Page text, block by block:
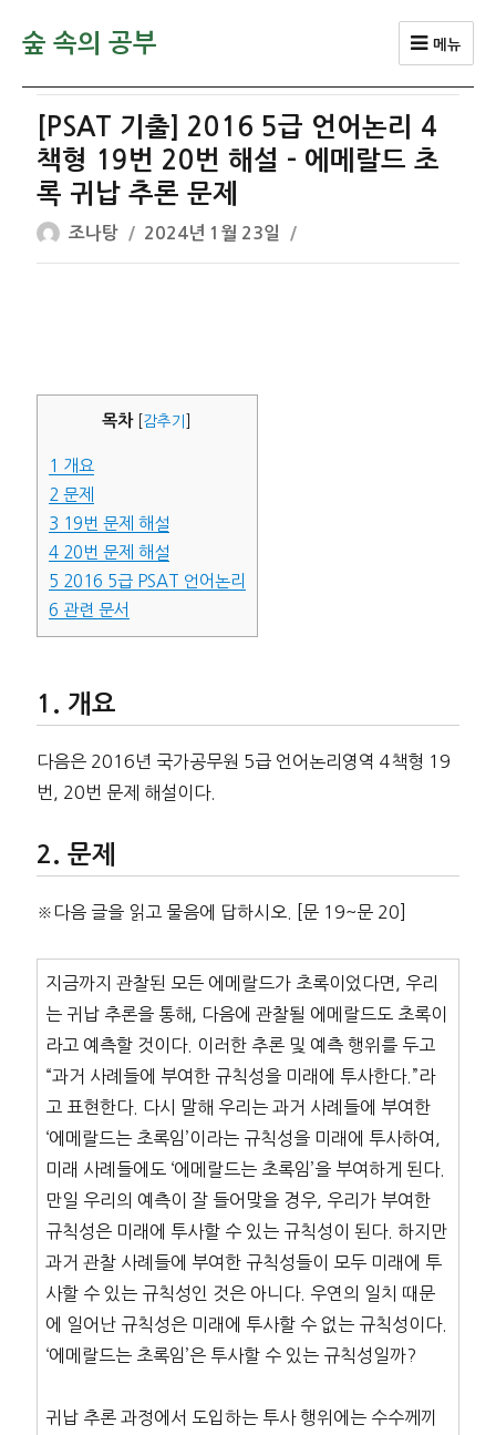
숲 속의 공부 메뉴
[PSAT 기출] 2016 5급 언어논리 4
책형 19번 20번 해설 – 에메랄드 초
록 귀납 추론 문제
글
쓴
조나탕
작
성
2024년 1월 23일
목차 감추기
1 개요
2 문제
3 19번 문제 해설
420번 문제 해설
5 2016 5급 PSAT 언어논리
6 관련 문서
개요
다음은 2016년 국가공무원 5급 언어논리영역 4책형 19
번, 20번 문제 해설이다.
문제
※다음 글을 읽고 물음에 답하시오. [문 19~문 20]
지금까지 관찰된 모든 에메랄드가 초록이었다면, 우리
는 귀납 추론을 통해, 다음에 관찰될 에메랄드도 초록이
라고 예측할 것이다. 이러한 추론 및 예측 행위를 두고
“과거 사례들에 부여한 규칙성을 미래에 투사한다.”라
고 표현한다. 다시 말해 우리는 과거 사례들에 부여한
‘에메랄드는 초록임’이라는 규칙성을 미래에 투사하여,
미래 사례들에도 ‘에메랄드는 초록임’을 부여하게 된다.
만일 우리의 예측이 잘 들어맞을 경우, 우리가 부여한
규칙성은 미래에 투사할 수 있는 규칙성이 된다. 하지만
과거 관찰 사례들에 부여한 규칙성들이 모두 미래에 투
사할 수 있는 규칙성인 것은 아니다. 우연의 일치 때문
에 일어난 규칙성은 미래에 투사할 수 없는 규칙성이다.
‘에메랄드는 초록임’은 투사할 수 있는 규칙성일까?
귀납 추론 과정에서 도입하는 투사 행위에는 수수께끼